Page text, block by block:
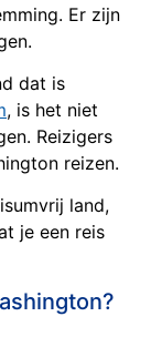
Er zijn
dat is
, is het niet
Reizigers
reizen.
land,
je een reis